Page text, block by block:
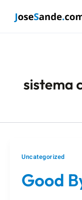
sistema
Uncategorized
Good
de